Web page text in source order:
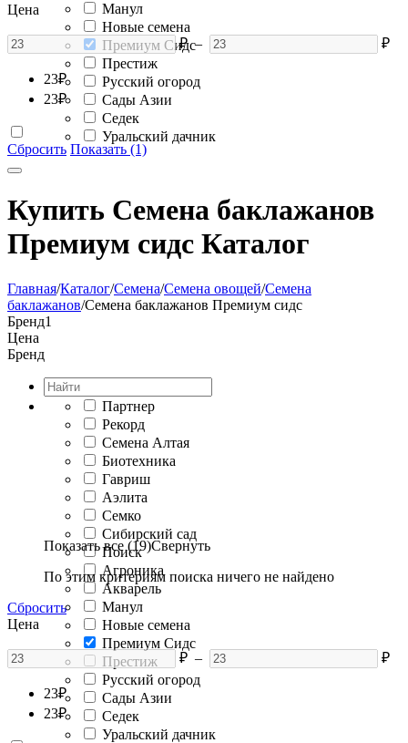
Манул
Новые семена
Премиум Сидс
Престиж
Русский огород
Сады Азии
Седек
Уральский дачник
Цена
₽ – ₽
23₽
23₽
Сбросить Показать (1)
Купить Семена баклажанов
Премиум сидс Каталог
Главная/Каталог/Семена/Семена овощей/Семена
баклажанов/Семена баклажанов Премиум сидс
Бренд1
Цена
Бренд
Партнер
Рекорд
Семена Алтая
Биотехника
Гавриш
Аэлита
Семко
Сибирский сад
Поиск
Агроника
Акварель
Манул
Новые семена
Премиум Сидс
Престиж
Русский огород
Сады Азии
Седек
Уральский дачник
Показать все (19)Свернуть
По этим критериям поиска ничего не найдено
Сбросить
Цена
₽ – ₽
23₽
23₽